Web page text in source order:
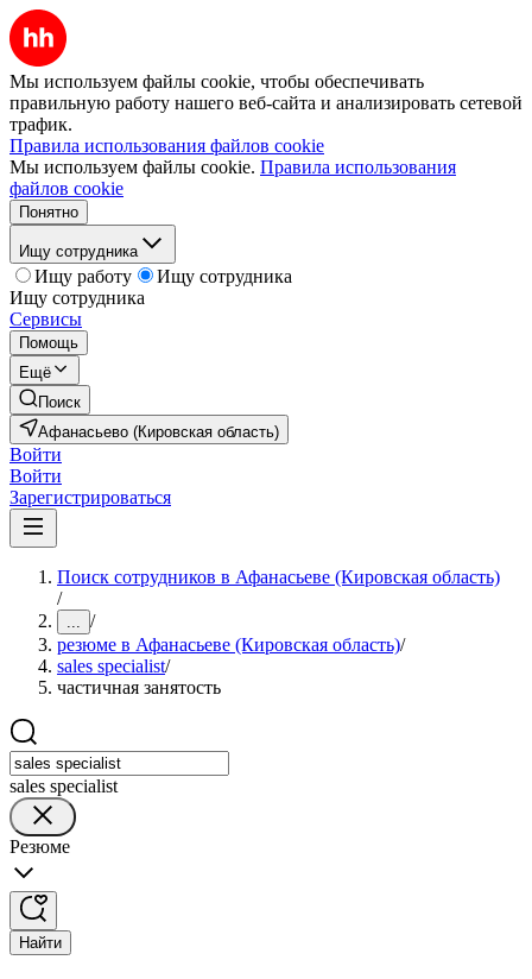
Мы используем файлы cookie, чтобы обеспечивать
правильную работу нашего веб-сайта и анализировать сетевой
трафик.
Правила использования файлов cookie
Мы используем файлы cookie. Правила использования
файлов cookie
Понятно
Ищу сотрудника
Ищу работу
Ищу сотрудника
Ищу сотрудника
Сервисы
Помощь
Ещё
Поиск
Афанасьево (Кировская область)
Войти
Войти
Зарегистрироваться
Поиск сотрудников в Афанасьеве (Кировская область)
/
... /
резюме в Афанасьеве (Кировская область)/
sales specialist/
частичная занятость
sales specialist
Резюме
Найти